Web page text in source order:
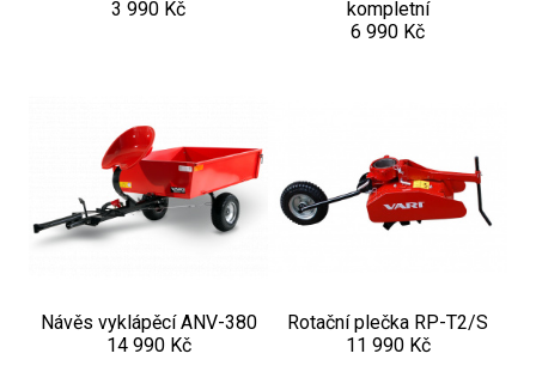
3 990 Kč
kompletní
6 990 Kč
Návěs vyklápěcí ANV-380
14 990 Kč
Rotační plečka RP-T2/S
11 990 Kč